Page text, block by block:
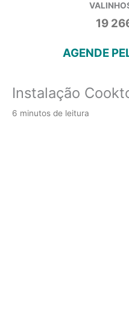
19
AGENDE
Instalação
6 minutos de leitura